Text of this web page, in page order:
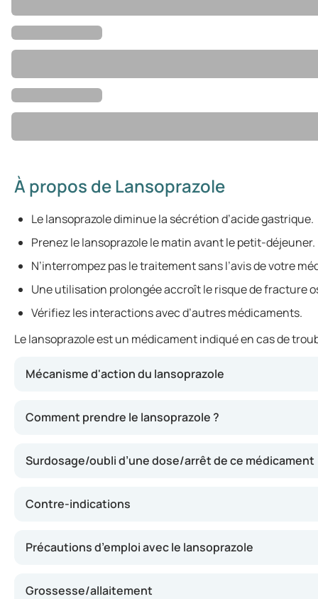
À propos de Lansoprazole
Le lansoprazole diminue la sécrétion d’acide gastrique.
Prenez le lansoprazole le matin avant le petit-déjeuner.
N’interrompez pas le traitement sans l’avis de votre
Une utilisation prolongée accroît le risque de fracture
Vérifiez les interactions avec d’autres médicaments.
Le lansoprazole est un médicament indiqué en cas de
Mécanisme d'action du lansoprazole
Comment prendre le lansoprazole ?
Surdosage/oubli d’une dose/arrêt de ce médicament
Contre-indications
Précautions d’emploi avec le lansoprazole
Grossesse/allaitement